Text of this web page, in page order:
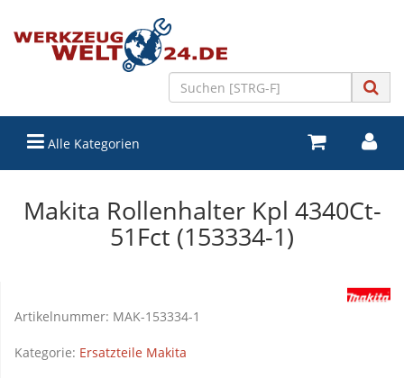
Alle Kategorien
Makita Rollenhalter Kpl 4340Ct-
51Fct (153334-1)
Artikelnummer: MAK-153334-1
Kategorie: Ersatzteile Makita